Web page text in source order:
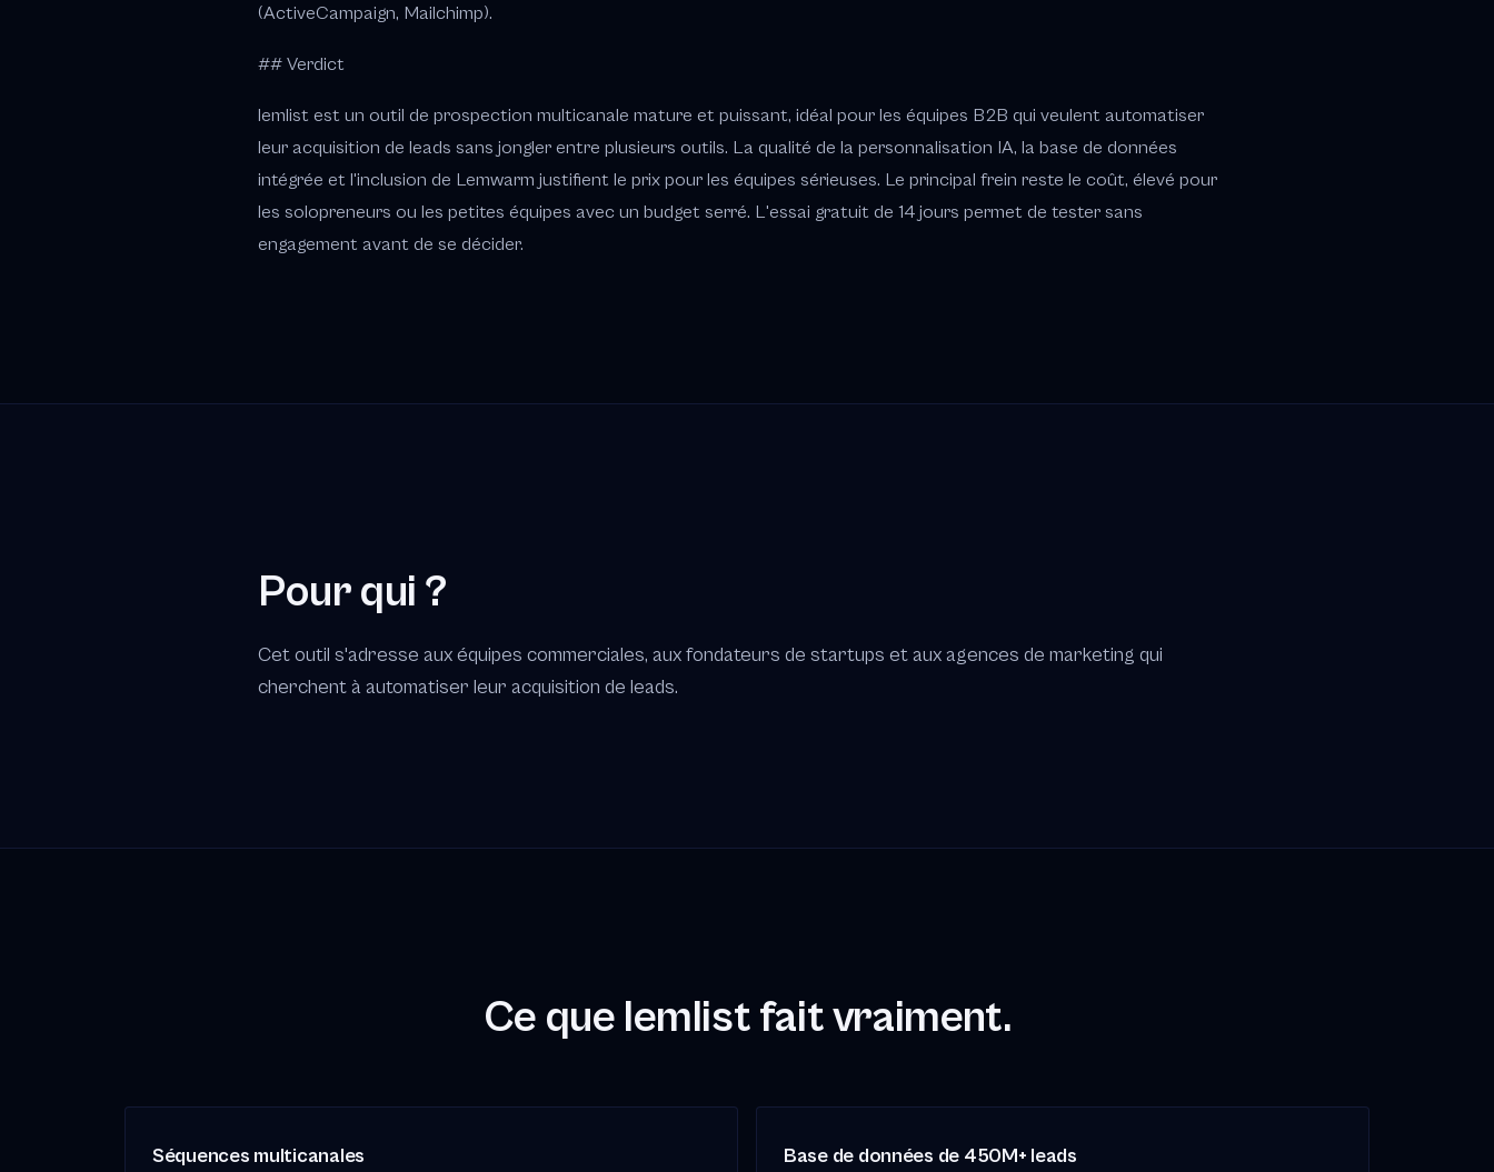
(ActiveCampaign, Mailchimp).
## Verdict
lemlist est un outil de prospection multicanale mature et puissant, idéal pour les équipes B2B qui veulent automatiser
leur acquisition de leads sans jongler entre plusieurs outils. La qualité de la personnalisation IA, la base de données
intégrée et l'inclusion de Lemwarm justifient le prix pour les équipes sérieuses. Le principal frein reste le coût, élevé pour
les solopreneurs ou les petites équipes avec un budget serré. L'essai gratuit de 14 jours permet de tester sans
engagement avant de se décider.
Pour qui ?
Cet outil s'adresse aux équipes commerciales, aux fondateurs de startups et aux agences de marketing qui
cherchent à automatiser leur acquisition de leads.
Ce que lemlist fait vraiment.
Séquences multicanales Base de données de 450M+ leads